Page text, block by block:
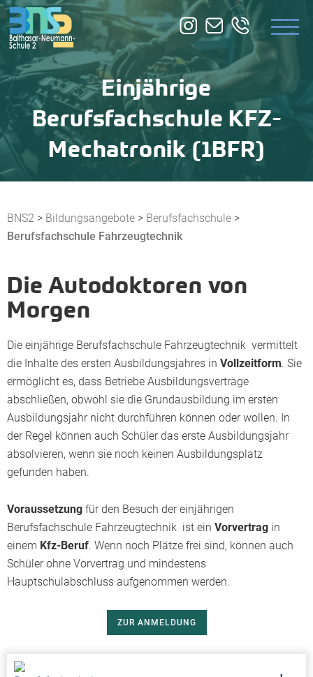
ÜBER UNS
BILDUNGSANGEBOTE
ZUSATZQUALIFIKATIONEinjährige
Berufsfachschule KFZ-
Mechatronik (1BFR)
BNS2 > Bildungsangebote > Berufsfachschule >
Berufsfachschule Fahrzeugtechnik
Die Autodoktoren von
Morgen
Die einjährige Berufsfachschule Fahrzeugtechnik vermittelt
die Inhalte des ersten Ausbildungsjahres in Vollzeitform. Sie
ermöglicht es, dass Betriebe Ausbildungsverträge
abschließen, obwohl sie die Grundausbildung im ersten
Ausbildungsjahr nicht durchführen können oder wollen. In
der Regel können auch Schüler das erste Ausbildungsjahr
absolvieren, wenn sie noch keinen Ausbildungsplatz
gefunden haben.
Voraussetzung für den Besuch der einjährigen
Berufsfachschule Fahrzeugtechnik ist ein Vorvertrag in
einem Kfz-Beruf. Wenn noch Plätze frei sind, können auch
Schüler ohne Vorvertrag und mindestens
Hauptschulabschluss aufgenommen werden.
ZUR ANMELDUNG